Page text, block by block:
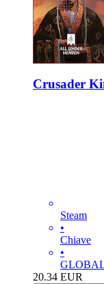
Crusader
Steam
•
Chiave
•
20.34 EUR